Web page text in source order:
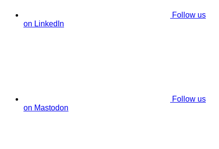
Follow us
on LinkedIn
Follow us
on Mastodon